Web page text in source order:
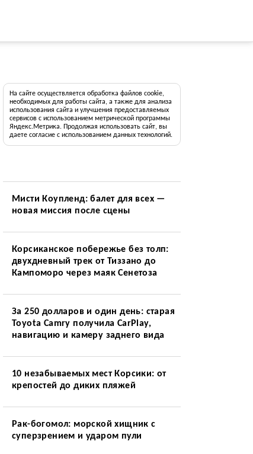
На сайте осуществляется обработка файлов cookie,
необходимых для работы сайта, а также для анализа
использования сайта и улучшения предоставляемых
сервисов с использованием метрической программы
Яндекс.Метрика. Продолжая использовать сайт, вы
даете согласие с использованием данных технологий.
Мисти Коупленд: балет для всех —
новая миссия после сцены
Корсиканское побережье без толп:
двухдневный трек от Тиззано до
Кампоморо через маяк Сенетоза
За 250 долларов и один день: старая
Toyota Camry получила CarPlay,
навигацию и камеру заднего вида
10 незабываемых мест Корсики: от
крепостей до диких пляжей
Рак-богомол: морской хищник с
суперзрением и ударом пули